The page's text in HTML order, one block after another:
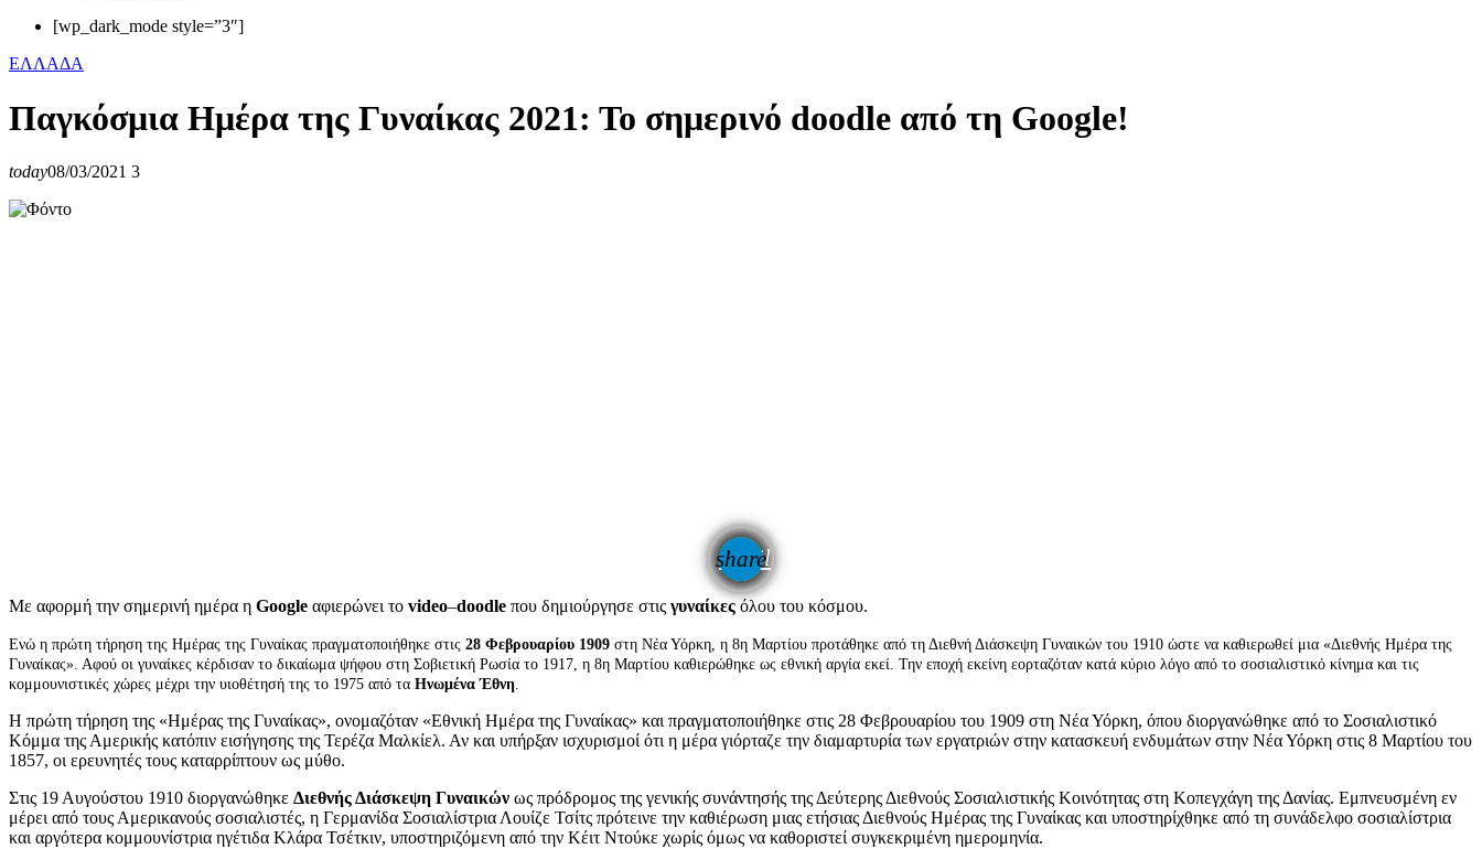
[wp_dark_mode style=”3″]
ΕΛΛΑΔΑ
Παγκόσμια Ημέρα της Γυναίκας 2021: Το σημερινό doodle από τη Google!
today08/03/2021 3
share
email
Με αφορμή την σημερινή ημέρα η Google αφιερώνει το video–doodle που δημιούργησε στις γυναίκες όλου του κόσμου.
Ενώ η πρώτη τήρηση της Ημέρας της Γυναίκας πραγματοποιήθηκε στις 28 Φεβρουαρίου 1909 στη Νέα Υόρκη, η 8η Μαρτίου προτάθηκε από τη Διεθνή Διάσκεψη Γυναικών του 1910 ώστε να καθιερωθεί μια «Διεθνής Ημέρα της
Γυναίκας». Αφού οι γυναίκες κέρδισαν το δικαίωμα ψήφου στη Σοβιετική Ρωσία το 1917, η 8η Μαρτίου καθιερώθηκε ως εθνική αργία εκεί. Την εποχή εκείνη εορταζόταν κατά κύριο λόγο από το σοσιαλιστικό κίνημα και τις
κομμουνιστικές χώρες μέχρι την υιοθέτησή της το 1975 από τα Ηνωμένα Έθνη.
Η πρώτη τήρηση της «Ημέρας της Γυναίκας», ονομαζόταν «Εθνική Ημέρα της Γυναίκας» και πραγματοποιήθηκε στις 28 Φεβρουαρίου του 1909 στη Νέα Υόρκη, όπου διοργανώθηκε από το Σοσιαλιστικό
Κόμμα της Αμερικής κατόπιν εισήγησης της Τερέζα Μαλκίελ. Αν και υπήρξαν ισχυρισμοί ότι η μέρα γιόρταζε την διαμαρτυρία των εργατριών στην κατασκευή ενδυμάτων στην Νέα Υόρκη στις 8 Μαρτίου του
1857, οι ερευνητές τους καταρρίπτουν ως μύθο.
Στις 19 Αυγούστου 1910 διοργανώθηκε Διεθνής Διάσκεψη Γυναικών ως πρόδρομος της γενικής συνάντησής της Δεύτερης Διεθνούς Σοσιαλιστικής Κοινότητας στη Κοπεγχάγη της Δανίας. Εμπνευσμένη εν
μέρει από τους Αμερικανούς σοσιαλιστές, η Γερμανίδα Σοσιαλίστρια Λουίζε Τσίτς πρότεινε την καθιέρωση μιας ετήσιας Διεθνούς Ημέρας της Γυναίκας και υποστηρίχθηκε από τη συνάδελφο σοσιαλίστρια
και αργότερα κομμουνίστρια ηγέτιδα Κλάρα Τσέτκιν, υποστηριζόμενη από την Κέιτ Ντούκε χωρίς όμως να καθοριστεί συγκεκριμένη ημερομηνία.